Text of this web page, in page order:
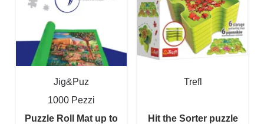
Jig&Puz
1000 Pezzi
Puzzle Roll Mat up to
Trefl
Hit the Sorter puzzle